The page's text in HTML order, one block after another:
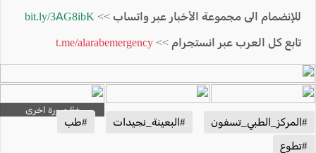
للإنضمام الى مجموعة الأخبار عبر واتساب >> bit.ly/3AG8ibK
تابع كل العرب عبر انستجرام >> t.me/alarabemergency
#المركز_الطبي_تسفون #البعينة_نجيدات
#طب
#تطوع